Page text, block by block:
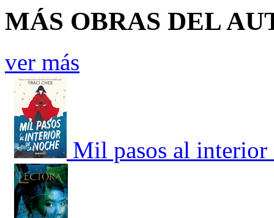
MÁS OBRAS DEL
ver más
Mil pasos al interior